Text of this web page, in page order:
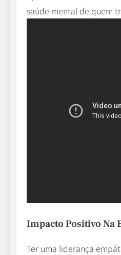
saúde mental de quem
Impacto Positivo Na
Ter uma liderança